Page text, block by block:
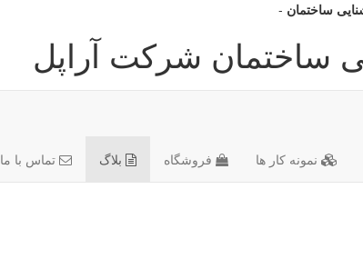
ساختمان -
ساختمان شرکت آراپل
نمونه کار ها فروشگاه بلاگ تماس با ما